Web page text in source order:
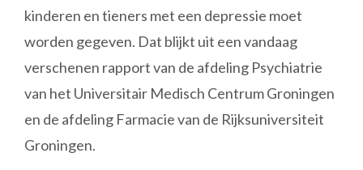
kinderen en tieners met een depressie moet
worden gegeven. Dat blijkt uit een vandaag
verschenen rapport van de afdeling Psychiatrie
van het Universitair Medisch Centrum Groningen
en de afdeling Farmacie van de Rijksuniversiteit
Groningen.